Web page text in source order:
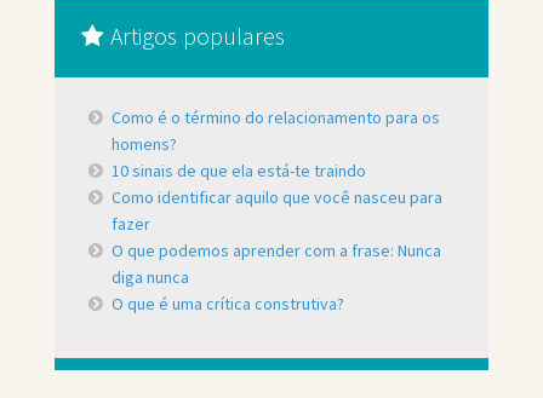
Artigos populares
Como é o término do relacionamento para os
homens?
10 sinais de que ela está-te traindo
Como identificar aquilo que você nasceu para
fazer
O que podemos aprender com a frase: Nunca
diga nunca
O que é uma crítica construtiva?